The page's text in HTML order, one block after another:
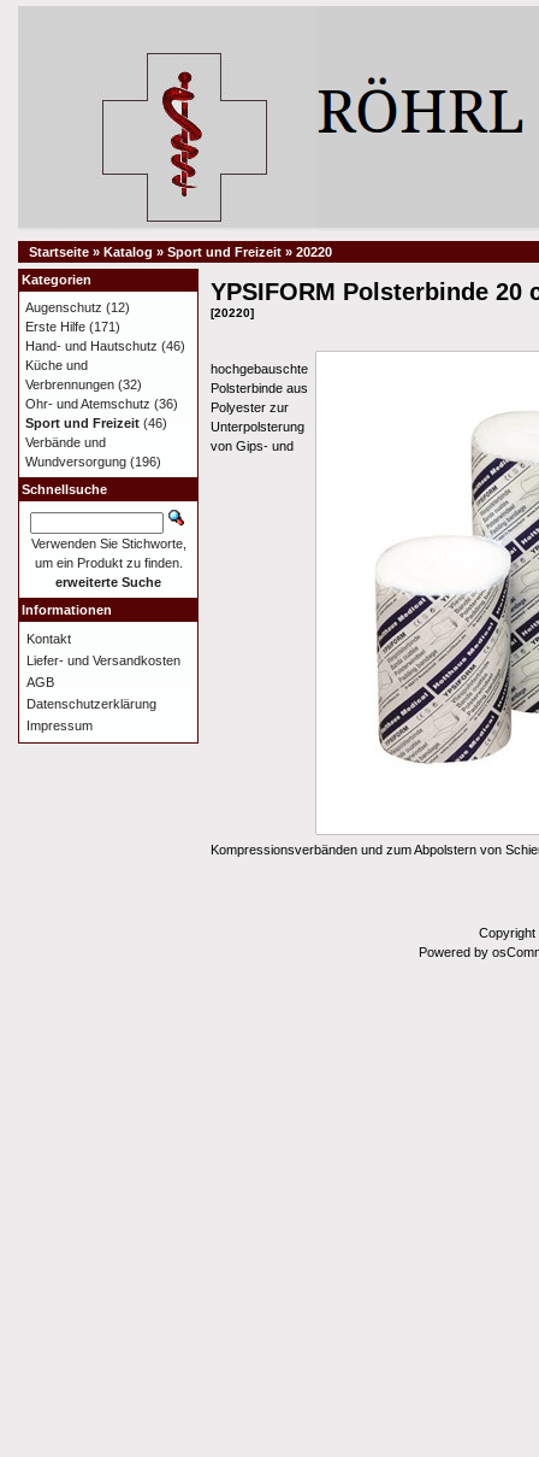
Startseite » Katalog » Sport und Freizeit » 20220
YPSIFORM Polsterbinde 20
[20220]
hochgebauschte
Polsterbinde aus
Polyester zur
Unterpolsterung
von Gips- und
Kompressionsverbänden und zum Abpolstern von
Kategorien
Augenschutz (12)
Erste Hilfe (171)
Hand- und Hautschutz (46)
Küche und
Verbrennungen (32)
Ohr- und Atemschutz (36)
Sport und Freizeit (46)
Verbände und
Wundversorgung (196)
Schnellsuche
Verwenden Sie Stichworte,
um ein Produkt zu finden.
erweiterte Suche
Informationen
Kontakt
Liefer- und Versandkosten
AGB
Datenschutzerklärung
Impressum
Powered by